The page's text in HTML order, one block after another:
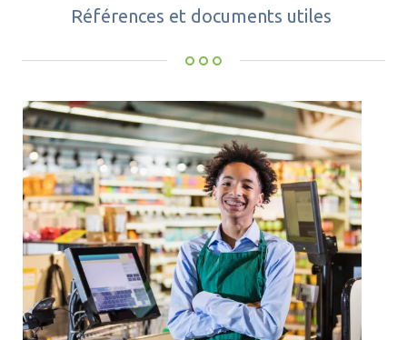
Références et documents utiles